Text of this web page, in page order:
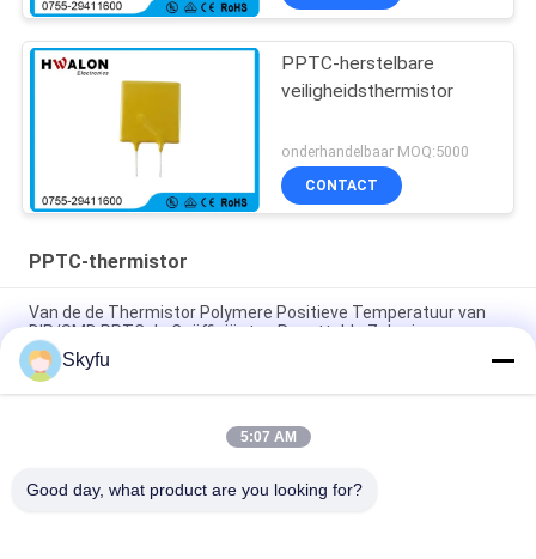
PPTC-herstelbare
veiligheidsthermistor
onderhandelbaar MOQ:5000
CONTACT
PPTC-thermistor
Van de de Thermistor Polymere Positieve Temperatuur van
DIP/SMD PPTC de Coëfficiënten Resettable Zekering
Thermisch van de de Zekeringsthermistor 0.1-30A van PPTC
Resettable Geel Radiaal Loodtype voor Telefoons
de Overbelasting van 1A 2A 5A 12A beschermt PPTC-
Skyfu
5:07 AM
Good day, what product are you looking for?